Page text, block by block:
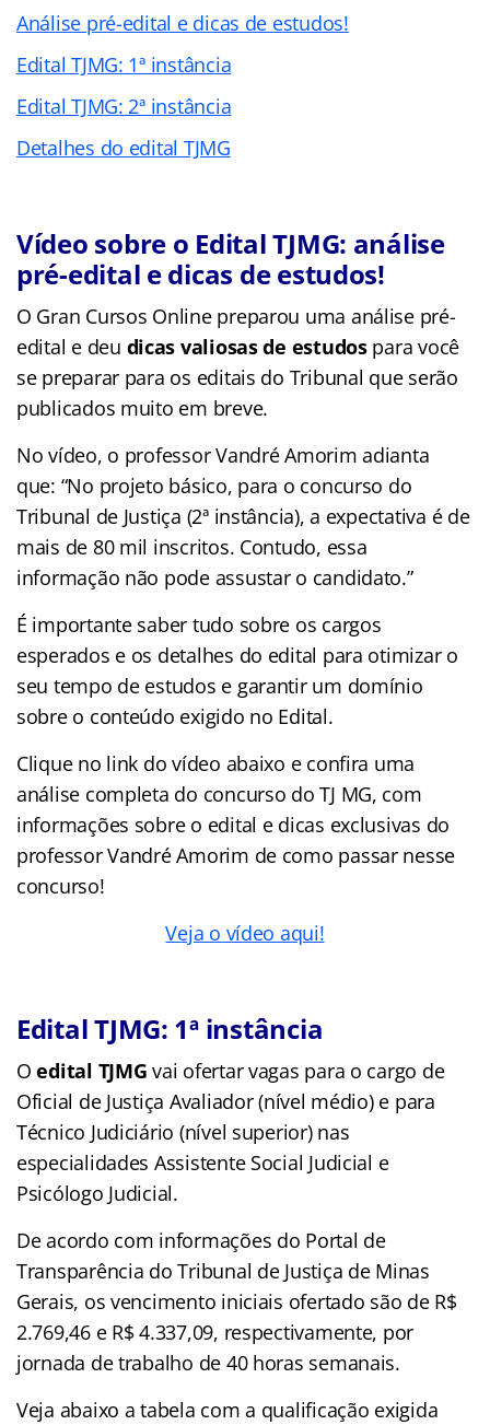
Análise pré-edital e dicas de estudos!
Edital TJMG: 1ª instância
Edital TJMG: 2ª instância
Detalhes do edital TJMG
Vídeo sobre o Edital TJMG: análise
pré-edital e dicas de estudos!
O Gran Cursos Online preparou uma análise pré-
edital e deu dicas valiosas de estudospara você
se preparar para os editais do Tribunal que serão
publicados muito em breve.
No vídeo, o professor Vandré Amorim adianta
que: “No projeto básico, para o concurso do
Tribunal de Justiça (2ª instância), a expectativa é de
mais de 80 mil inscritos. Contudo, essa
informação não pode assustar o candidato.”
É importante saber tudo sobre os cargos
esperados e os detalhes do edital para otimizar o
seu tempo de estudos e garantir um domínio
sobre o conteúdo exigido no Edital.
Clique no link do vídeo abaixo e confira uma
análise completa do concurso do TJ MG, com
informações sobre o edital e dicas exclusivas do
professor Vandré Amorim de como passar nesse
concurso!
Veja o vídeo aqui!
Edital TJMG: 1ª instância
Oedital TJMG vai ofertar vagas para o cargo de
Oficial de Justiça Avaliador (nível médio) e para
Técnico Judiciário (nível superior) nas
especialidades Assistente Social Judicial e
Psicólogo Judicial.
De acordo com informações do Portal de
Transparência do Tribunal de Justiça de Minas
Gerais, os vencimento iniciais ofertado são de R$
2.769,46 e R$ 4.337,09, respectivamente, por
jornada de trabalho de 40 horas semanais.
Veja abaixo a tabela com a qualificação exigida